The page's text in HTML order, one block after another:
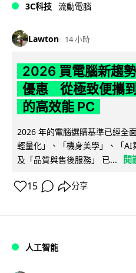
3C科技 流動電腦
Lawton 14 小時
2026 買電腦新趨
優惠 從極致便攜
的高效能 PC
2026 年的電腦選購基準已經全
輕量化」、「機身美學」、「
及「品質與售後服務」 已...
閱
15 分享
人工智能